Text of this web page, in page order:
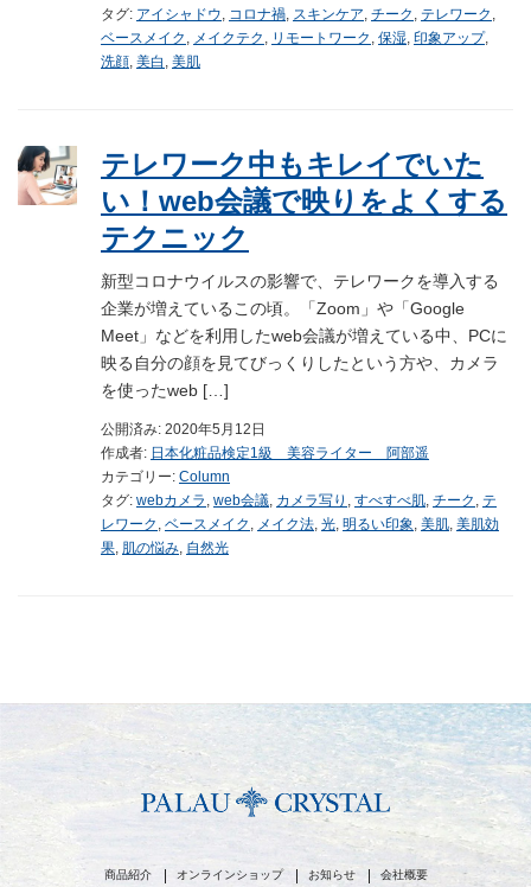
タグ: アイシャドウ コロナ禍 スキンケア チーク テレワーク
ベースメイク
メイクテク リモートワーク 保湿 印象アップ,
洗顔 美白 美肌
テレワーク中もキレイでいた
い！web会議で映りをよくする
テクニック
新型コロナウイルスの影響で、テレワークを導入する
企業が増えているこの頃。「Zoom」や「Google
Meet」などを利用したweb会議が増えている中、PCに
映る自分の顔を見てびっくりしたという方や、カメラ
を使ったweb […]
公開済み: 2020年5月12日
作成者: 日本化粧品検定1級 美容ライター 阿部遥
カテゴリー: Column
タグ: webカメラ , web会議, カメラ写り , すべすべ肌, チーク , テ
レワーク , ベースメイク , メイク法, 光, 明るい印象, 美肌, 美肌効
果, 肌の悩み, 自然光
商品紹介 オンラインショップ お知らせ 会社概要